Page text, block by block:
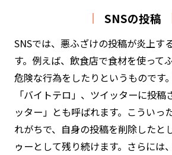
SNSの投稿
SNSでは、悪ふざけの投稿が炎上す
す。例えば、飲食店で食材を使って
危険な行為をしたりというものです
「バイトテロ」、ツイッターに投稿
ッター」とも呼ばれます。こういっ
れがちで、自身の投稿を削除したと
ゥーとして残り続けます。さらには